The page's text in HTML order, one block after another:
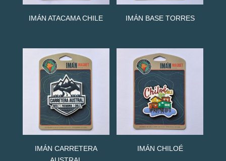
IMÁN ATACAMA CHILE IMÁN BASE TORRES
IMÁN CARRETERA
IMÁN CHILOÉ